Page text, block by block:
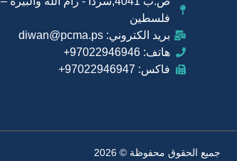
فلسطين
بريد الكتروني: diwan@pcma.ps
هاتف: 97022946946+
فاكس: 97022946947+
جميع الحقوق محفوظة © 2026